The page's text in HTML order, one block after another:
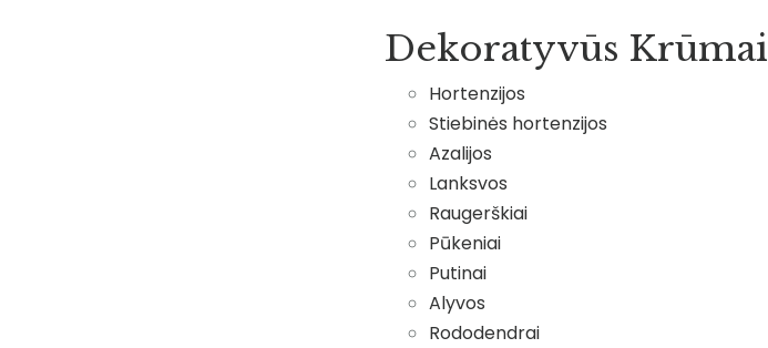
Dekoratyvūs Krūmai
Hortenzijos
Stiebinės hortenzijos
Azalijos
Lanksvos
Raugerškiai
Pūkeniai
Putinai
Alyvos
Rododendrai